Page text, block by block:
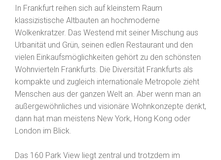
In Frankfurt reihen sich auf kleinstem Raum
klassizistische Altbauten an hochmoderne
Wolkenkratzer. Das Westend mit seiner Mischung aus
Urbanität und Grün, seinen edlen Restaurant und den
vielen Einkaufsmöglichkeiten gehört zu den schönsten
Wohnvierteln Frankfurts. Die Diversität Frankfurts als
kompakte und zugleich internationale Metropole zieht
Menschen aus der ganzen Welt an. Aber wenn man an
außergewöhnliches und visionäre Wohnkonzepte denkt,
dann hat man meistens New York, Hong Kong oder
London im Blick.
Das 160 Park View liegt zentral und trotzdem im